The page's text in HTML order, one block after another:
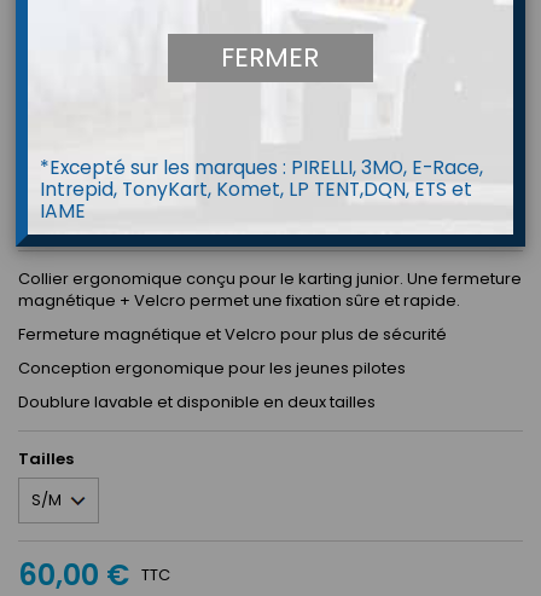
Minerve OMP - modèle 2026
Collier ergonomique conçu pour le karting junior. Une fermeture
magnétique + Velcro permet une fixation sûre et rapide.
Fermeture magnétique et Velcro pour plus de sécurité
Conception ergonomique pour les jeunes pilotes
Doublure lavable et disponible en deux tailles
Tailles
60,00 € TTC
FERMER
*Excepté sur les marques : PIRELLI, 3MO, E-Race,
Intrepid, TonyKart, Komet, LP TENT,DQN, ETS et
IAME